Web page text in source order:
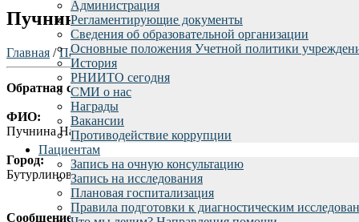
Администрация
Регламентирующие документы
Сведения об образовательной организации
Основные положения Учетной политики
История
РНИИТО сегодня
СМИ о нас
Награды
Вакансии
Противодействие коррупции
Пациентам
Запись на очную консультацию
Запись на исследования
Плановая госпитализация
Правила подготовки к диагностическим
Пучнина Наталья Васильевна
Главная /Пациентам/Отзывы пациентов/
Обратная связь rniito.ru - Благодарность лечащему врачу и
ФИО:
Пучнина Наталья Васильевна
Город:
Бутурлиновка
Сообщение: